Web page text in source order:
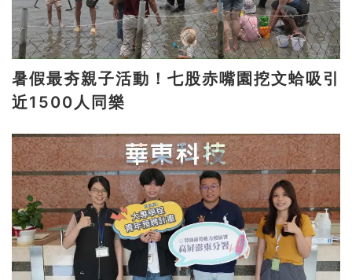
暑假最夯親子活動！七股赤嘴園挖文蛤吸引
近1500人同樂